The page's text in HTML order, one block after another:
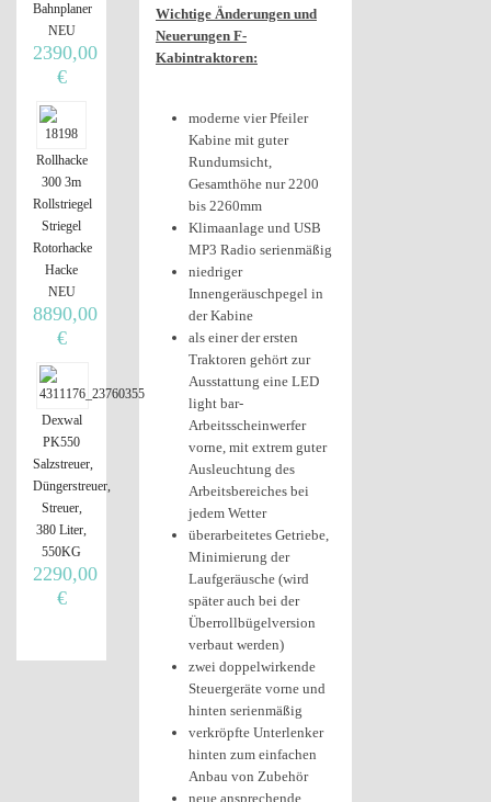
Wichtige Änderungen und
Neuerungen F-
Kabintraktoren:
moderne vier Pfeiler
Kabine mit guter
Rundumsicht,
Gesamthöhe nur 2200
bis 2260mm
Klimaanlage und USB
MP3 Radio serienmäßig
niedriger
Innengeräuschpegel in
der Kabine
als einer der ersten
Traktoren gehört zur
Ausstattung eine LED
light bar-
Arbeitsscheinwerfer
vorne, mit extrem guter
Ausleuchtung des
Arbeitsbereiches bei
jedem Wetter
überarbeitetes Getriebe,
Minimierung der
Laufgeräusche (wird
später auch bei der
Überrollbügelversion
verbaut werden)
zwei doppelwirkende
Steuergeräte vorne und
hinten serienmäßig
verkröpfte Unterlenker
hinten zum einfachen
Anbau von Zubehör
neue ansprechende
Bahnplaner
NEU
2390,00
€
Rollhacke
300 3m
Rollstriegel
Striegel
Rotorhacke
Hacke
NEU
8890,00
€
Dexwal
PK550
Salzstreuer,
Düngerstreuer,
Streuer,
380 Liter,
550KG
2290,00
€